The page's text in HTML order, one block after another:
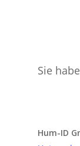
Sie
Hum-ID